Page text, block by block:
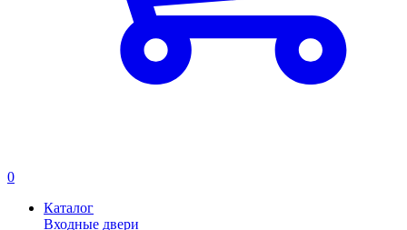
0
Каталог
Входные двери